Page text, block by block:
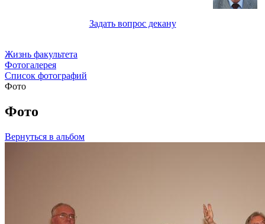
Задать вопрос декану
Жизнь факультета
Фотогалерея
Список фотографий
Фото
Фото
Вернуться в альбом